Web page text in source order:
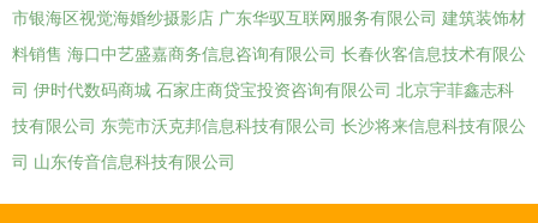
市银海区视觉海婚纱摄影店 广东华驭互联网服务有限公司 建筑装饰材
料销售 海口中艺盛嘉商务信息咨询有限公司 长春伙客信息技术有限公
司 伊时代数码商城 石家庄商贷宝投资咨询有限公司 北京宇菲鑫志科
技有限公司 东莞市沃克邦信息科技有限公司 长沙将来信息科技有限公
司 山东传音信息科技有限公司